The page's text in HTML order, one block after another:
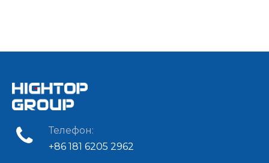
Телефон:
+86 181 6205 2962